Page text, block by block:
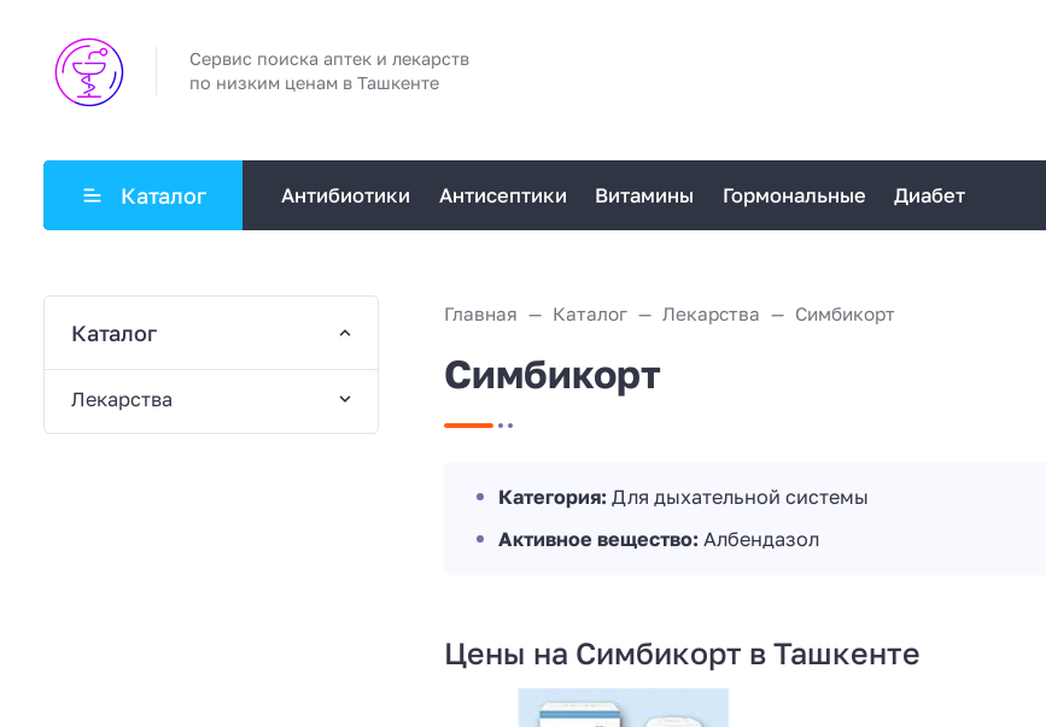
Сервис поиска аптек и лекарств
по низким ценам в Ташкенте
Каталог Антибиотики Антисептики Витамины Гормональные Диабет
Главная Каталог Лекарства Симбикорт
Симбикорт
Категория: Для дыхательной системы
Активное вещество: Албендазол
Цены на Симбикорт в Ташкенте
Каталог
Лекарства